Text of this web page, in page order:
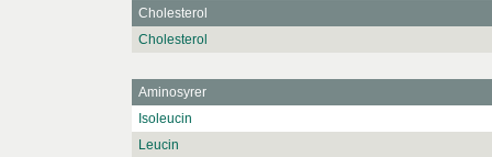
Cholesterol
Cholesterol
Aminosyrer
Isoleucin
Leucin